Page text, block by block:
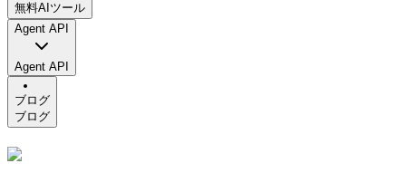
無料AIツール
Agent API
Agent API
ブログ
ブログ